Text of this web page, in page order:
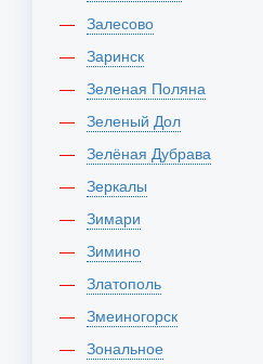
Залесово
Заринск
Зеленая Поляна
Зеленый Дол
Зелёная Дубрава
Зеркалы
Зимари
Зимино
Златополь
Змеиногорск
Зональное